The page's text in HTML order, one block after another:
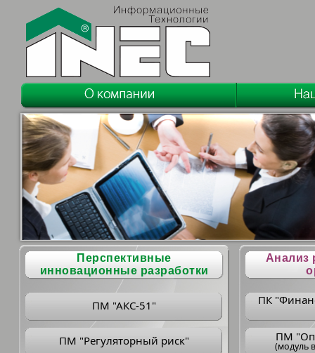
Перспективные
инновационные разработки
ПМ "АКС-51"
ПМ "Регуляторный риск"
Анализ
ПК
ПM
(модуль